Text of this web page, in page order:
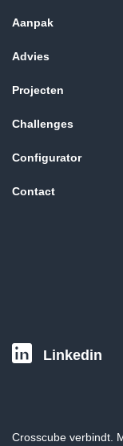
Aanpak
Advies
Projecten
Challenges
Configurator
Contact
Linkedin
Crosscube verbindt.